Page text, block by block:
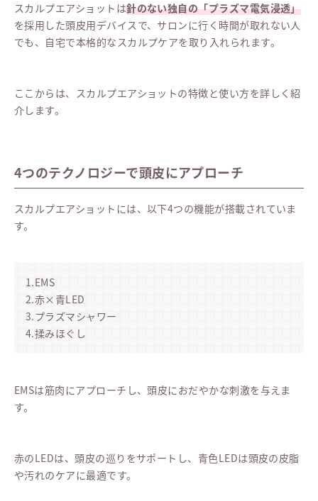
スカルプエアショットは針のない独自の「プラズマ電気浸透」
を採用した頭皮用デバイスで、サロンに行く時間が取れない人
でも、自宅で本格的なスカルプケアを取り入れられます。
ここからは、スカルプエアショットの特徴と使い方を詳しく紹
介します。
4つのテクノロジーで頭皮にアプローチ
スカルプエアショットには、以下4つの機能が搭載されていま
す。
1.EMS
2.赤×青LED
3.プラズマシャワー
4.揉みほぐし
EMSは筋肉にアプローチし、頭皮におだやかな刺激を与えま
す。
赤のLEDは、頭皮の巡りをサポートし、青色LEDは頭皮の皮脂
や汚れのケアに最適です。